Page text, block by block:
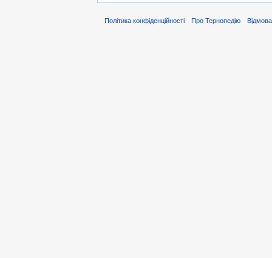
Політика конфіденційності Про Тернопедію Відмова